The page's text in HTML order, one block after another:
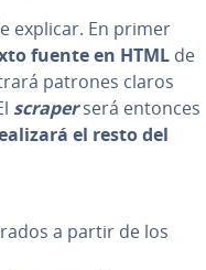
explicar. En primer
fuente en HTML de
patrones claros
scraperserá entonces
el resto del
a partir de los